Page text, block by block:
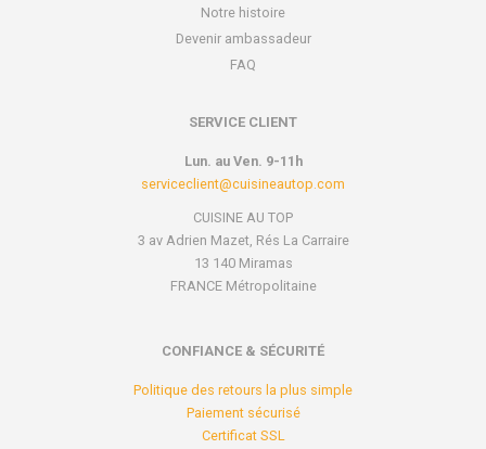
Notre histoire
Devenir ambassadeur
FAQ
SERVICE CLIENT
Lun. au Ven. 9-11h
serviceclient@cuisineautop.com
CUISINE AU TOP
3 av Adrien Mazet, Rés La Carraire
13 140 Miramas
FRANCE Métropolitaine
CONFIANCE & SÉCURITÉ
Politique des retours la plus simple
Paiement sécurisé
Certificat SSL